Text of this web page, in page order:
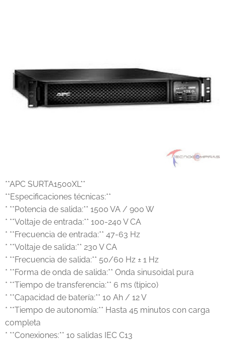
**APC SURTA1500XL**
**Especificaciones técnicas:**
* **Potencia de salida:** 1500 VA / 900 W
* **Voltaje de entrada:** 100-240 V CA
* **Frecuencia de entrada:** 47-63 Hz
* **Voltaje de salida:** 230 V CA
* **Frecuencia de salida:** 50/60 Hz ± 1 Hz
* **Forma de onda de salida:** Onda sinusoidal pura
* **Tiempo de transferencia:** 6 ms (típico)
* **Capacidad de batería:** 10 Ah / 12 V
* **Tiempo de autonomía:** Hasta 45 minutos con carga
completa
* **Conexiones:** 10 salidas IEC C13